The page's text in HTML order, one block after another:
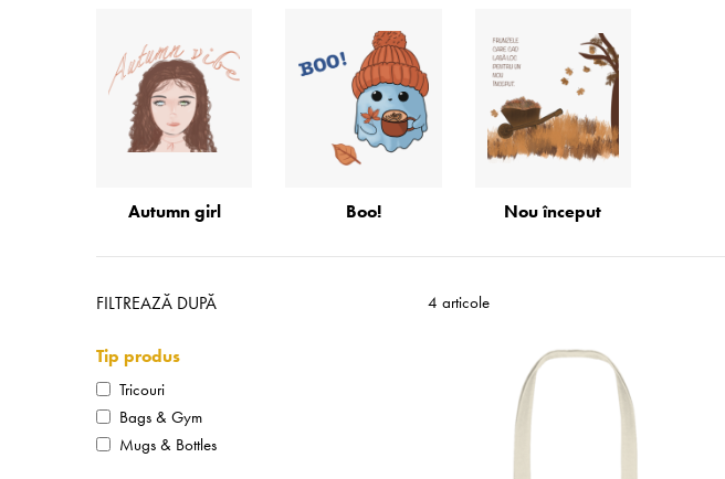
Autumn girl Boo! Nou început
FILTREAZĂ DUPĂ
Tip produs
Tricouri
Bags & Gym
Mugs & Bottles
4 articole